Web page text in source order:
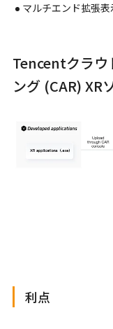
マルチエンド拡張
Tencentクラウ
ング (CAR) XR
利点